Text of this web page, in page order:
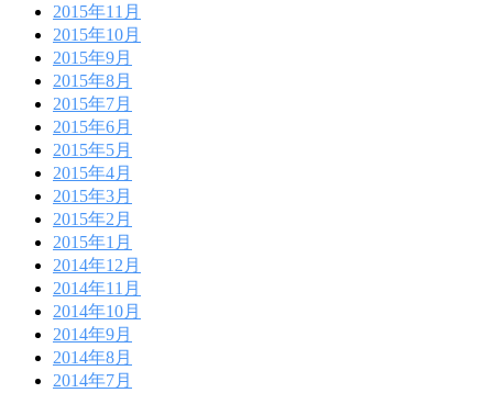
2015年11月
2015年10月
2015年9月
2015年8月
2015年7月
2015年6月
2015年5月
2015年4月
2015年3月
2015年2月
2015年1月
2014年12月
2014年11月
2014年10月
2014年9月
2014年8月
2014年7月